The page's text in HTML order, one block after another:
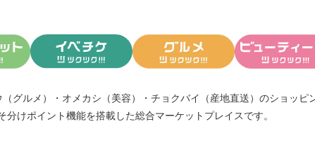
グルメ） ・ オメカシ（美容） ・ チョクバイ（産地直送） のショッピ
分けポイント機能を搭載した総合マーケットプレイスです。